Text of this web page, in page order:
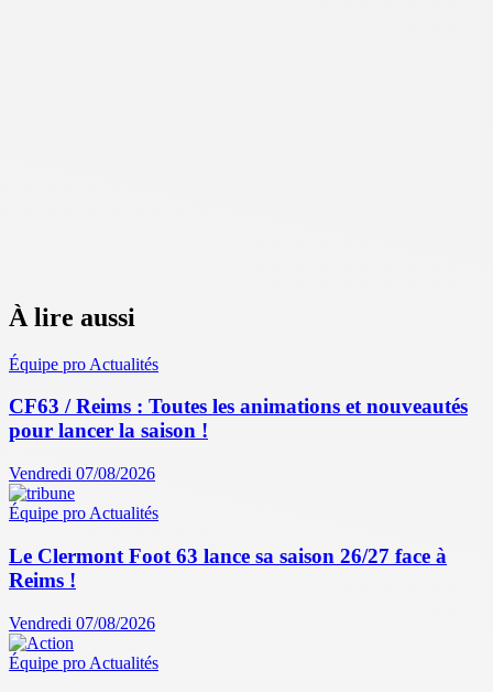
À lire aussi
Équipe pro Actualités
CF63 / Reims : Toutes les animations et nouveautés
pour lancer la saison !
Vendredi 07/08/2026
Équipe pro Actualités
Le Clermont Foot 63 lance sa saison 26/27 face à
Reims !
Vendredi 07/08/2026
Équipe pro Actualités